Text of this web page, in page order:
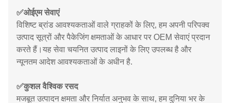
✅ओईएम सेवाएं
विशिष्ट ब्रांड आवश्यकताओं वाले ग्राहकों के लिए, हम अपनी परिपक्व
उत्पाद सूत्रों और पैकेजिंग क्षमताओं के आधार पर OEM सेवाएं प्रदान
करते हैं।यह सेवा चयनित उत्पाद लाइनों के लिए उपलब्ध है और
न्यूनतम आदेश आवश्यकताओं के अधीन है.
✅कुशल वैश्विक रसद
मजबूत उत्पादन क्षमता और निर्यात अनुभव के साथ, हम दुनिया भर के